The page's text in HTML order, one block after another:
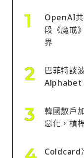
OpenAI
段《魔戒
界
巴菲特談
Alphabet
韓國散戶
惡化，槓
Coldcard